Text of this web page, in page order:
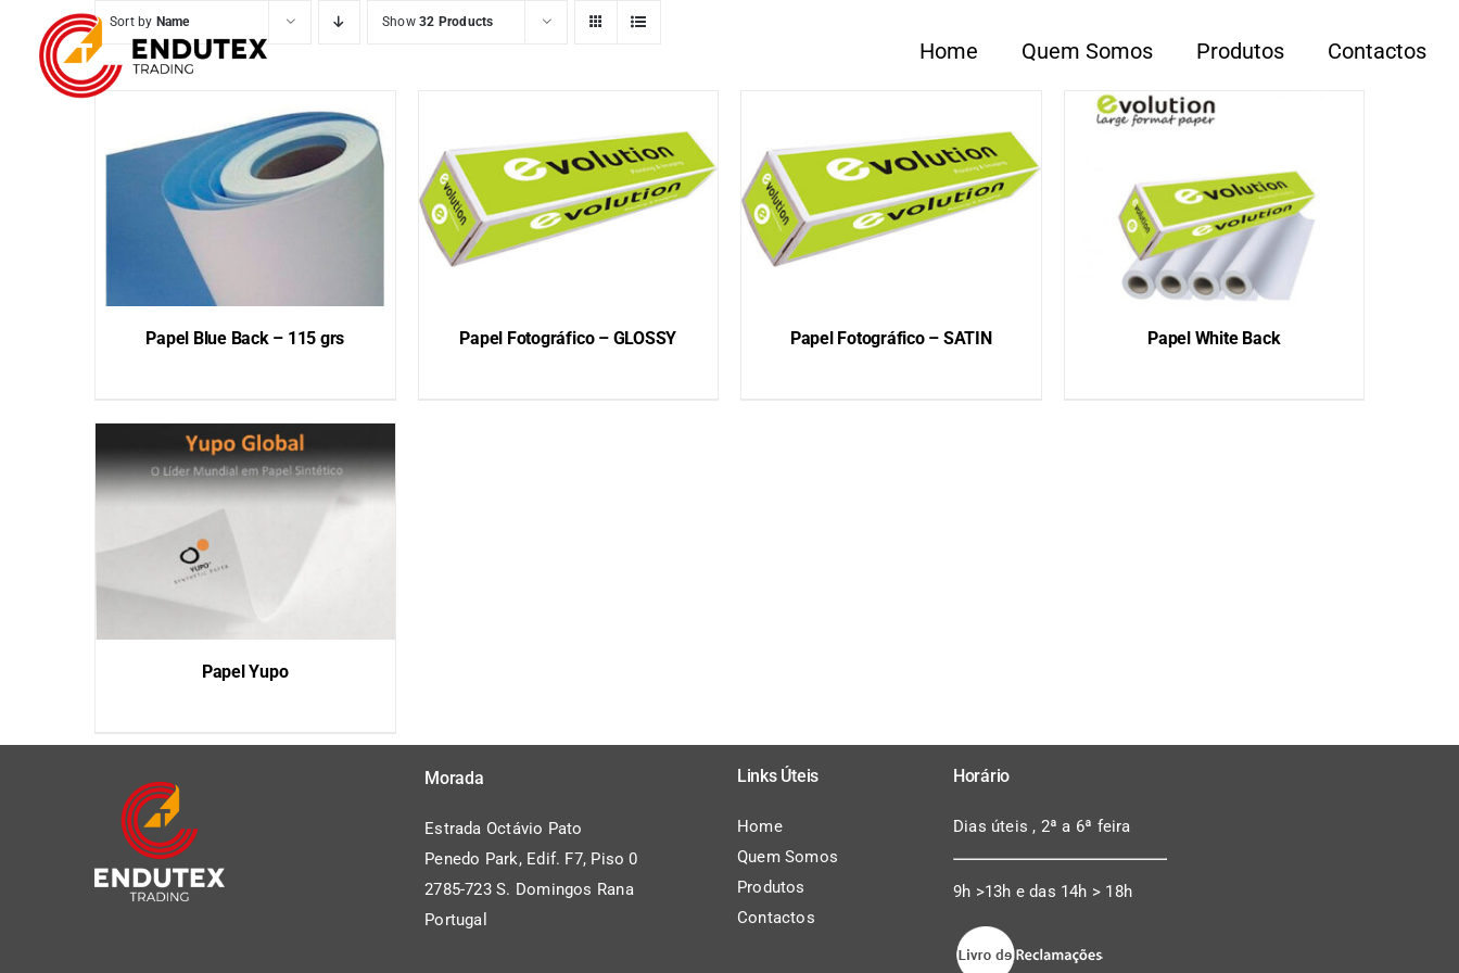
content
Home Quem Somos Produtos Contactos
Sort by Name Show32 Products
Papel Blue Back – 115 grs Papel Fotográfico – GLOSSY Papel Fotográfico – SATIN Papel White Back
Papel Yupo
Morada
Estrada Octávio Pato
Penedo Park, Edif. F7, Piso 0
2785-723 S. Domingos Rana
Portugal
Links Úteis
Home
Quem Somos
Produtos
Contactos
Horário
Dias úteis , 2ª a 6ª feira
9h >13h e das 14h > 18h